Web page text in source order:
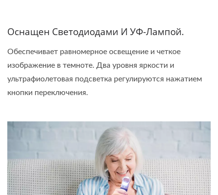
Оснащен Светодиодами И УФ-Лампой.
Обеспечивает равномерное освещение и четкое
изображение в темноте. Два уровня яркости и
ультрафиолетовая подсветка регулируются нажатием
кнопки переключения.